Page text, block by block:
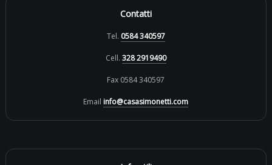
Contatti
Tel. 0584 340597
Cell. 328 2919490
Fax 0584 340597
Email info@casasimonetti.com